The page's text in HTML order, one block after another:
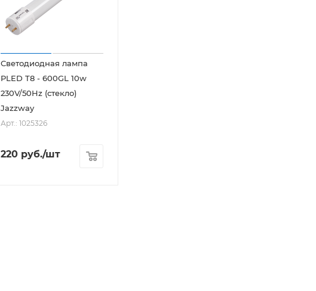
Светодиодная лампа
PLED T8 - 600GL 10w
230V/50Hz (стекло)
Jazzway
Арт.: 1025326
220 руб./шт